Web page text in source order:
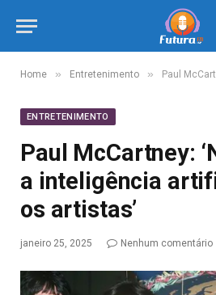
Home » Entretenimento » Paul McCartney:
ENTRETENIMENTO
Paul McCartney:
a inteligência
os artistas’
janeiro 25, 2025 Nenhum comentário